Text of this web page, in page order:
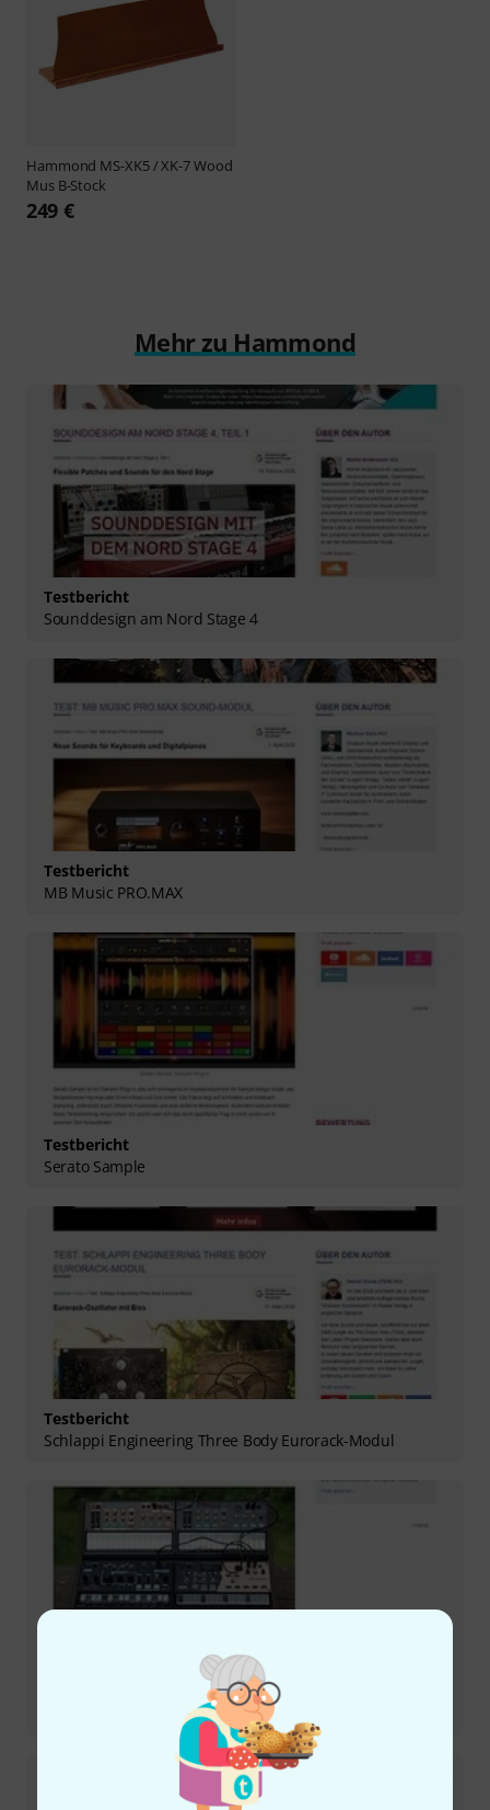
Hammond MS-XK5 / XK-7 Wood
Mus B-Stock
249 €
Mehr zu Hammond
Testbericht
Sounddesign am Nord Stage 4
Testbericht
MB Music PRO.MAX
Testbericht
Serato Sample
Testbericht
Schlappi Engineering Three Body Eurorack-Modul